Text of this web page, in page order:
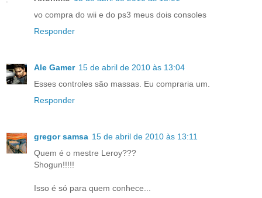
vo compra do wii e do ps3 meus dois consoles
Responder
Ale Gamer 15 de abril de 2010 às 13:04
Esses controles são massas. Eu compraria um.
Responder
gregor samsa 15 de abril de 2010 às 13:11
Quem é o mestre Leroy???
Shogun!!!!!
Isso é só para quem conhece...